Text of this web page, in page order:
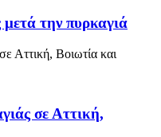
την πυρκαγιά
σε Αττική,